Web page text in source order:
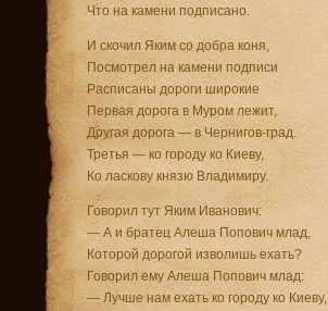
Что на камени подписано.
И скочил Яким со добра коня,
Посмотрел на камени подписи
Расписаны дороги широкие
Первая дорога в Муром лежит,
Другая дорога — в Чернигов-град.
Третья — ко городу ко Киеву,
Ко ласкову князю Владимиру.
Говорил тут Яким Иванович:
— А и братец Алеша Попович млад,
Которой дорогой изволишь ехать?
Говорил ему Алеша Попович млад:
— Лучше нам ехать ко городу ко Киеву,